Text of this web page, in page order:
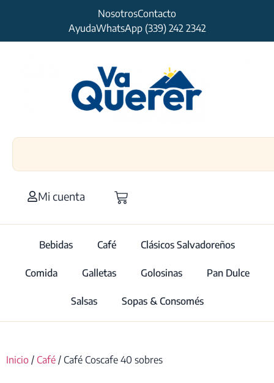
NosotrosContacto
AyudaWhatsApp (339) 242 2342
Mi cuenta
Bebidas Café Clásicos Salvadoreños
Comida Galletas Golosinas Pan Dulce
Salsas Sopas & Consomés
Inicio / Café / Café Coscafe 40 sobres